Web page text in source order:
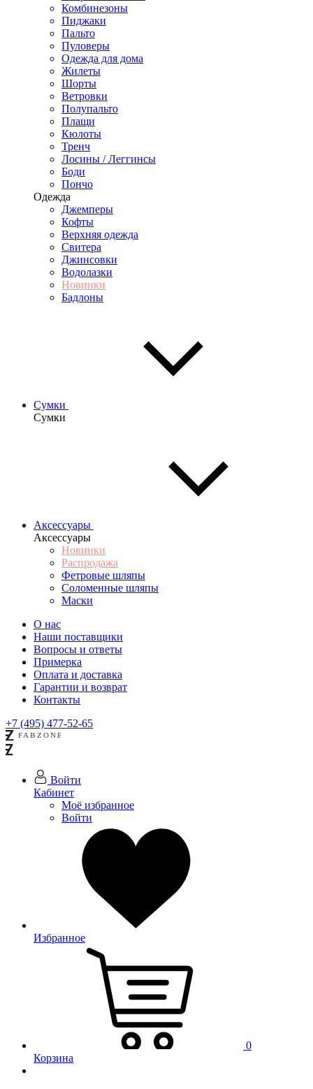
Комбинезоны
Пиджаки
Пальто
Пуловеры
Одежда для дома
Жилеты
Шорты
Ветровки
Полупальто
Плащи
Кюлоты
Тренч
Лосины / Леггинсы
Боди
Пончо
Одежда
Джемперы
Кофты
Верхняя одежда
Свитера
Джинсовки
Водолазки
Новинки
Бадлоны
Сумки
Сумки
Аксессуары
Аксессуары
Новинки
Распродажа
Фетровые шляпы
Соломенные шляпы
Маски
О нас
Наши поставщики
Вопросы и ответы
Примерка
Оплата и доставка
Гарантии и возврат
Контакты
+7 (495) 477-52-65
Войти
Кабинет
Моё избранное
Войти
Избранное
0
Корзина